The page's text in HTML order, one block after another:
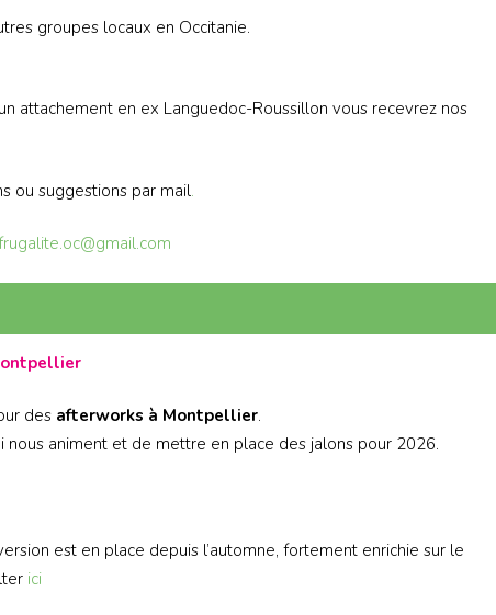
groupes locaux en Occitanie.
attachement en ex Languedoc-Roussillon vous recevrez nos
ou suggestions par mail.
des afterworks à Montpellier.
nous animent et de mettre en place des jalons pour 2026.
est en place depuis l’automne, fortement enrichie sur le
ici